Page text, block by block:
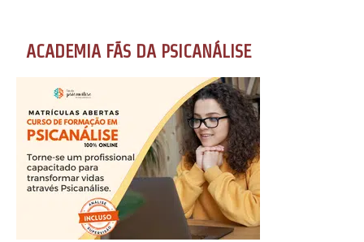
ACADEMIA FÃS DA PSICANÁLISE